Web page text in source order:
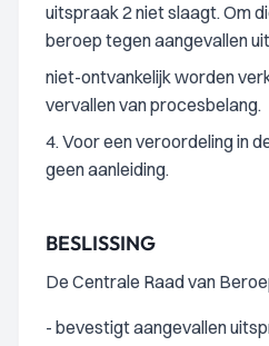
uitspraak 2 niet slaagt. Om
beroep tegen aangevallen
niet-ontvankelijk worden
vervallen van procesbelang.
4. Voor een veroordeling in
geen aanleiding.
BESLISSING
De Centrale Raad van
- bevestigt aangevallen